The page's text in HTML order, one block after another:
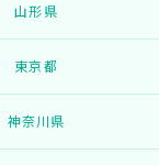
山形県
東京都
神奈川県